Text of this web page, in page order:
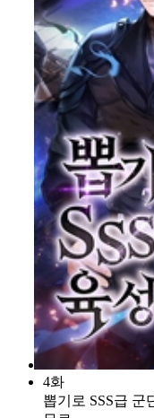
4화
뽑기로 SSS급 군